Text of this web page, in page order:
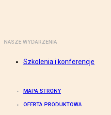
NASZE WYDARZENIA
Szkolenia i konferencje
MAPA STRONY
OFERTA PRODUKTOWA